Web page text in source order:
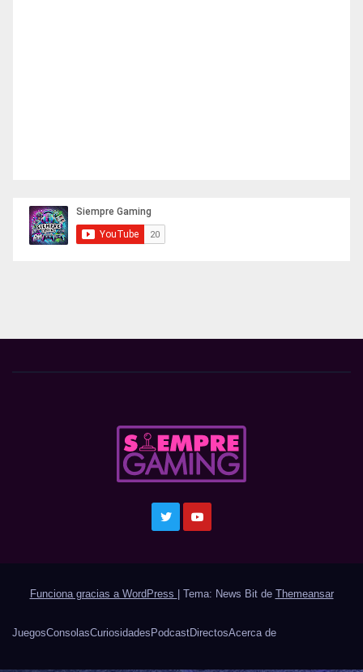
Funciona gracias a WordPress Tema: News Bit de Themeansar
JuegosConsolasCuriosidades PodcastDirectosAcerca de